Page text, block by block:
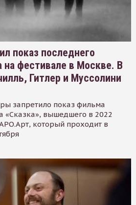
показ последнего
на фестивале в Москве. В
Гитлер и Муссолини
запретило показ фильма
«Сказка», вышедшего в 2022
который проходит в